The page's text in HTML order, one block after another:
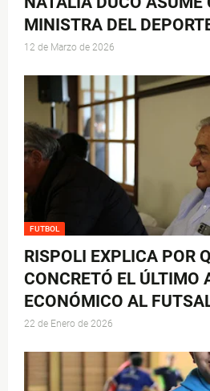
MINISTRA DEL
12 de Marzo de 2026
FUTBOL
RISPOLI EXPLICA POR
CONCRETÓ EL ÚLTIMO
ECONÓMICO AL
22 de Enero de 2026